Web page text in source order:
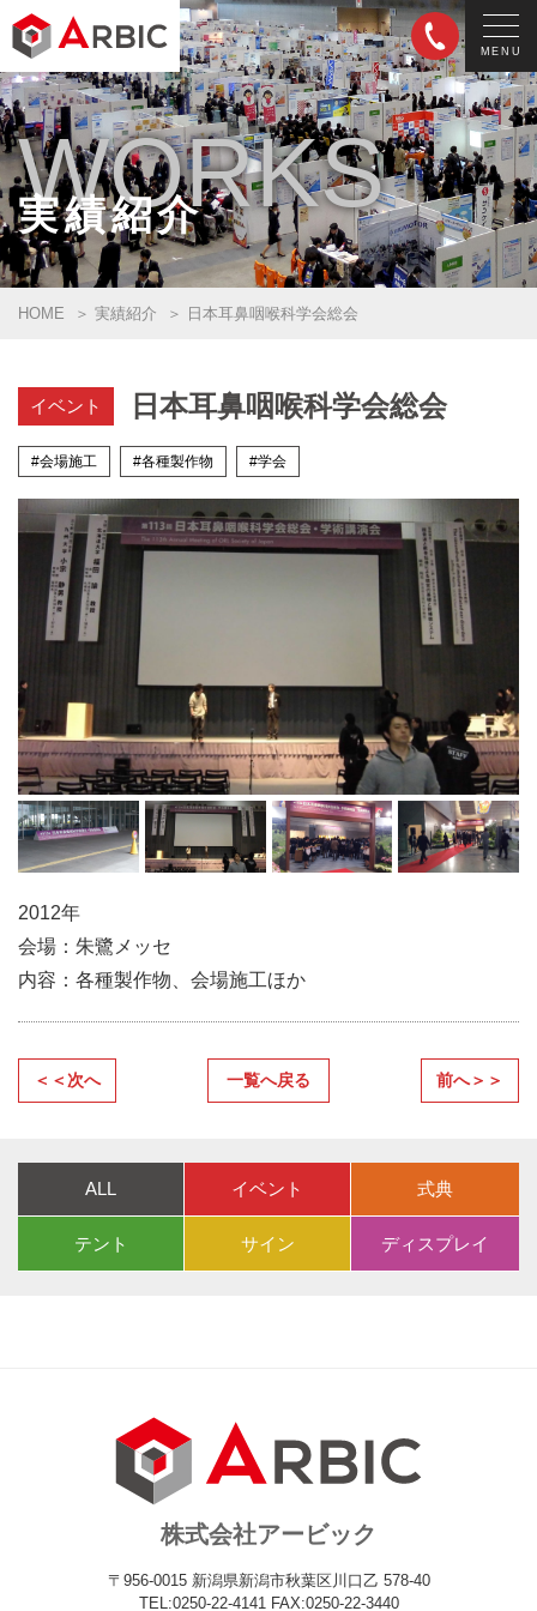
MENU
WORKS
実績紹介
HOME 実績紹介 日本耳鼻咽喉科学会総会
イベント 日本耳鼻咽喉科学会総会
#会場施工 #各種製作物 #学会
2012年
会場：朱鷺メッセ
内容：各種製作物、会場施工ほか
＜＜次へ 一覧へ戻る 前へ＞＞
ALL イベント 式典
テント サイン ディスプレイ
株式会社アービック
〒956-0015 新潟県新潟市秋葉区川口乙 578-40
TEL:0250-22-4141 FAX:0250-22-3440